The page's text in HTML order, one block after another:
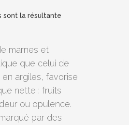
sont la résultante
marnes et
que celui de
argiles, favorise
nette : fruits
ou opulence.
par des